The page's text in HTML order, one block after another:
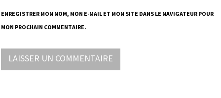
ENREGISTRER MON NOM, MON E-MAIL ET MON SITE DANS LE NAVIGATEUR POUR
MON PROCHAIN COMMENTAIRE.